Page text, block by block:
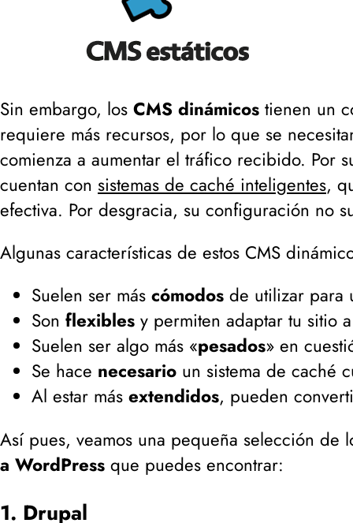
Sin embargo, los CMS dinámicos tienen un
requiere más recursos, por lo que se
comienza a aumentar el tráfico recibido. Por
cuentan con sistemas de caché inteligentes,
efectiva. Por desgracia, su configuración no
Algunas características de estos CMS
Suelen ser más cómodos de utilizar para
Son flexibles y permiten adaptar tu sitio
Suelen ser algo más «pesados» en
Se hace necesario un sistema de caché
Al estar más extendidos, pueden
Así pues, veamos una pequeña selección de
a WordPress que puedes encontrar:
1. Drupal